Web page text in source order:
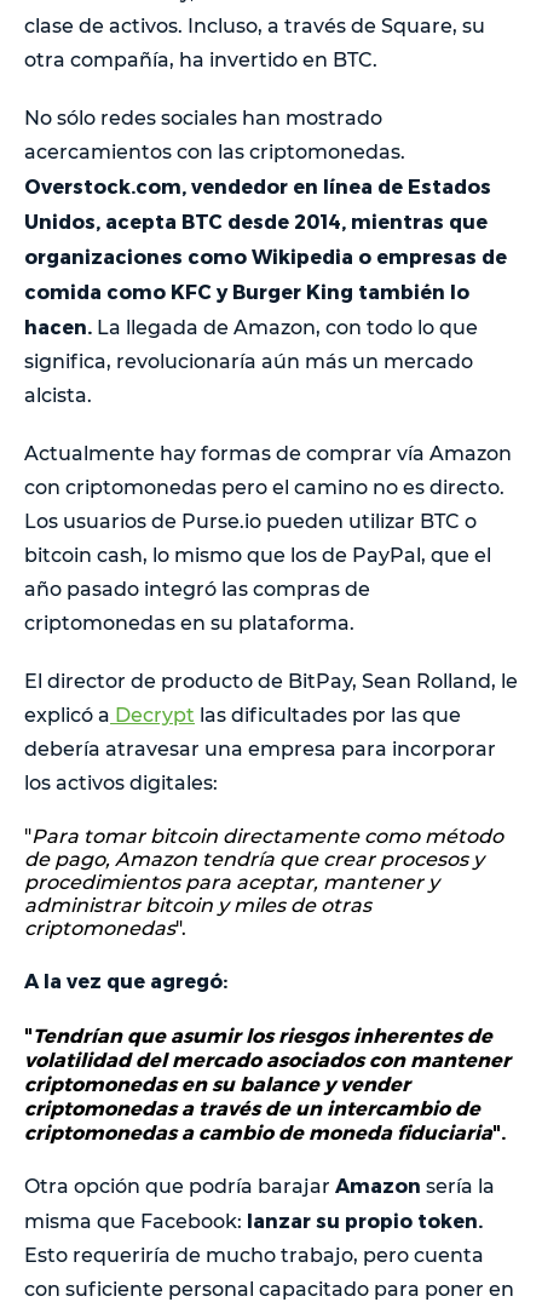
clase de activos. Incluso, a través de Square, su
otra compañía, ha invertido en BTC.
No sólo redes sociales han mostrado
acercamientos con las criptomonedas.
Overstock.com, vendedor en línea de Estados
Unidos, acepta BTC desde 2014, mientras que
organizaciones como Wikipedia o empresas de
comida como KFC y Burger King también lo
hacen. La llegada de Amazon, con todo lo que
significa, revolucionaría aún más un mercado
alcista.
Actualmente hay formas de comprar vía Amazon
con criptomonedas pero el camino no es directo.
Los usuarios de Purse.io pueden utilizar BTC o
bitcoin cash, lo mismo que los de PayPal, que el
año pasado integró las compras de
criptomonedas en su plataforma.
El director de producto de BitPay, Sean Rolland, le
explicó a Decrypt las dificultades por las que
debería atravesar una empresa para incorporar
los activos digitales:
"Para tomar bitcoin directamente como método
de pago, Amazon tendría que crear procesos y
procedimientos para aceptar, mantener y
administrar bitcoin y miles de otras
criptomonedas".
A la vez que agregó:
"Tendrían que asumir los riesgos inherentes de
volatilidad del mercado asociados con mantener
criptomonedas en su balance y vender
criptomonedas a través de un intercambio de
criptomonedas a cambio de moneda fiduciaria".
Otra opción que podría barajar Amazon sería la
misma que Facebook: lanzar su propio token.
Esto requeriría de mucho trabajo, pero cuenta
con suficiente personal capacitado para poner en